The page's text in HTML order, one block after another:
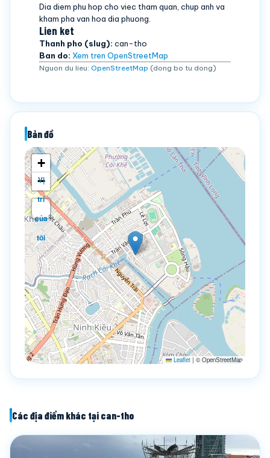
Dia diem phu hop cho viec tham quan, chup anh va
kham pha van hoa dia phuong.
Lien ket
Thanh pho (slug): can-tho
Ban do: Xem tren OpenStreetMap
Nguon du lieu: OpenStreetMap (dong bo tu dong)
Bản đồ
+
−
Vị
trí
của
tôi
Leaflet | © OpenStreetMap
Các địa điểm khác tại can-tho